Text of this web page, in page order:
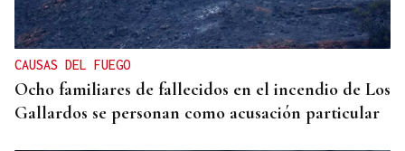
CAUSAS DEL FUEGO
Ocho familiares de fallecidos en el incendio de Los
Gallardos se personan como acusación particular